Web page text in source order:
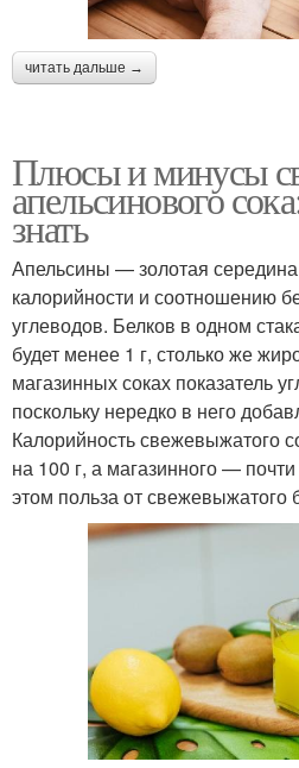
читать дальше →
Плюсы и минусы
апельсинового
знать
Апельсины — золотая
калорийности и соотношению
углеводов. Белков в одном
будет менее 1 г, столько же
магазинных соках показатель
поскольку нередко в него
Калорийность свежевыжатого
на 100 г, а магазинного —
этом польза от свежевыжатого